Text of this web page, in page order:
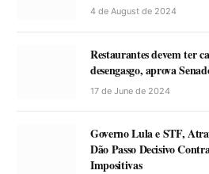
4 de August de 2024
Restaurantes devem ter
desengasgo, aprova
17 de June de 2024
Governo Lula e STF,
Dão Passo Decisivo
Impositivas